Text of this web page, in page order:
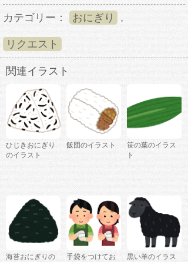
カテゴリー： おにぎり ,
リクエスト
関連イラスト
ひじきおにぎり
のイラスト
飯団のイラスト
笹の葉のイラス
ト
海苔おにぎりの
手袋をつけてお
黒い羊のイラス